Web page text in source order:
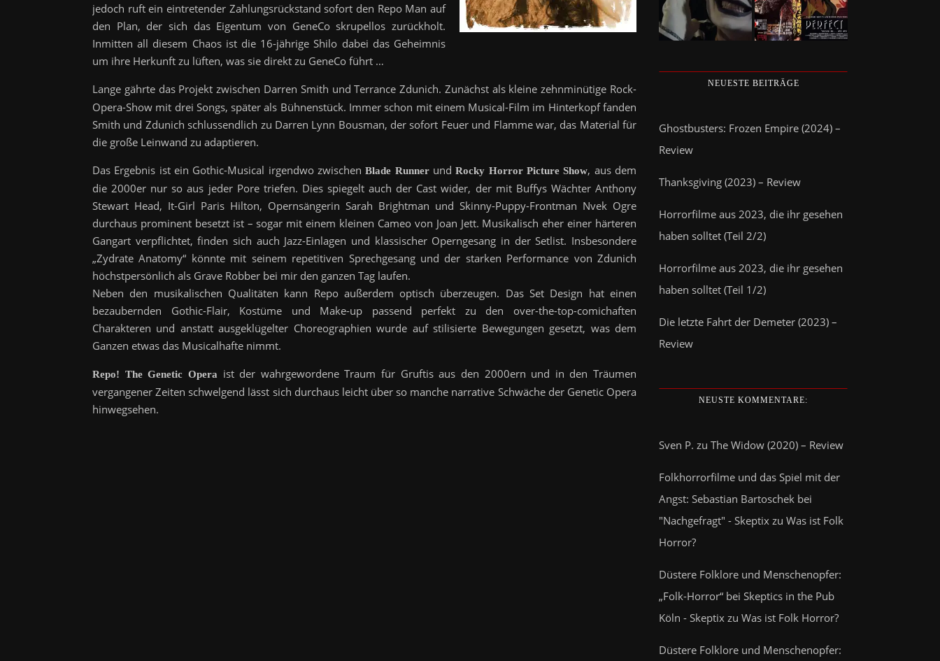
jedoch ruft ein eintretender Zahlungsrückstand sofort den Repo Man auf
den Plan, der sich das Eigentum von GeneCo skrupellos zurückholt.
Inmitten all diesem Chaos ist die 16-jährige Shilo dabei das Geheimnis
um ihre Herkunft zu lüften, was sie direkt zu GeneCo führt …
Lange gährte das Projekt zwischen Darren Smith und Terrance Zdunich. Zunächst als kleine zehnminütige Rock-
Opera-Show mit drei Songs, später als Bühnenstück. Immer schon mit einem Musical-Film im Hinterkopf fanden
Smith und Zdunich schlussendlich zu Darren Lynn Bousman, der sofort Feuer und Flamme war, das Material für
die große Leinwand zu adaptieren.
Das Ergebnis ist ein Gothic-Musical irgendwo zwischenBlade RunnerundRocky Horror Picture Show, aus dem
die 2000er nur so aus jeder Pore triefen. Dies spiegelt auch der Cast wider, der mit Buffys Wächter Anthony
Stewart Head, It-Girl Paris Hilton, Opernsängerin Sarah Brightman und Skinny-Puppy-Frontman Nvek Ogre
durchaus prominent besetzt ist – sogar mit einem kleinen Cameo von Joan Jett. Musikalisch eher einer härteren
Gangart verpflichtet, finden sich auch Jazz-Einlagen und klassischer Operngesang in der Setlist. Insbesondere
„Zydrate Anatomy“ könnte mit seinem repetitiven Sprechgesang und der starken Performance von Zdunich
höchstpersönlich als Grave Robber bei mir den ganzen Tag laufen.
Neben den musikalischen Qualitäten kann Repo außerdem optisch überzeugen. Das Set Design hat einen
bezaubernden Gothic-Flair, Kostüme und Make-up passend perfekt zu den over-the-top-comichaften
Charakteren und anstatt ausgeklügelter Choreographien wurde auf stilisierte Bewegungen gesetzt, was dem
Ganzen etwas das Musicalhafte nimmt.
Repo! The Genetic Operaist der wahrgewordene Traum für Gruftis aus den 2000ern und in den Träumen
vergangener Zeiten schwelgend lässt sich durchaus leicht über so manche narrative Schwäche der Genetic Opera
hinwegsehen.
NEUESTE BEITRÄGE
Ghostbusters: Frozen Empire (2024) –
Review
Thanksgiving (2023) – Review
Horrorfilme aus 2023, die ihr gesehen
haben solltet (Teil 2/2)
Horrorfilme aus 2023, die ihr gesehen
haben solltet (Teil 1/2)
Die letzte Fahrt der Demeter (2023) –
Review
NEUSTE KOMMENTARE:
Sven P. zu The Widow (2020) – Review
Folkhorrorfilme und das Spiel mit der
Angst: Sebastian Bartoschek bei
"Nachgefragt" - Skeptix zu Was ist Folk
Horror?
Düstere Folklore und Menschenopfer:
„Folk-Horror“ bei Skeptics in the Pub
Köln - Skeptix zu Was ist Folk Horror?
Düstere Folklore und Menschenopfer: